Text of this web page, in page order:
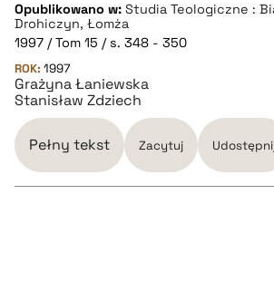
Opublikowano w: Studia Teologiczne :
Drohiczyn, Łomża
1997 / Tom 15 / s. 348 - 350
ROK: 1997
Grażyna Łaniewska
Stanisław Zdziech
Pełny tekst Zacytuj